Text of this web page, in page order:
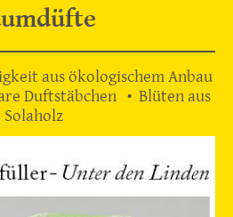
aus ökologischem Anbau
Duftstäbchen • Blüten aus
Solaholz